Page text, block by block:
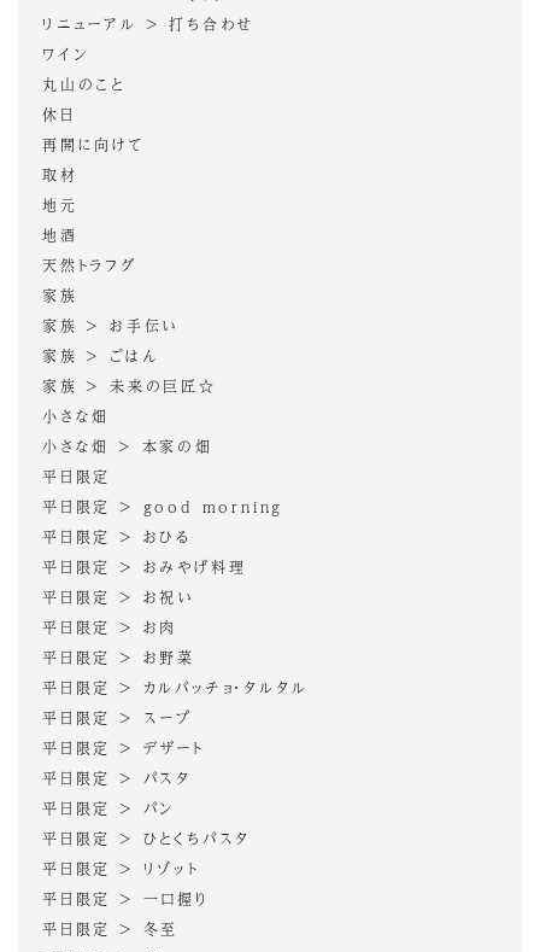
リニューアル > 打ち合わせ
ワイン
丸山のこと
休日
再開に向けて
取材
地元
地酒
天然トラフグ
家族
家族 > お手伝い
家族 > ごはん
家族 > 未来の巨匠☆
小さな畑
小さな畑 > 本家の畑
平日限定
平日限定 > good morning
平日限定 > おひる
平日限定 > おみやげ料理
平日限定 > お祝い
平日限定 > お肉
平日限定 > お野菜
平日限定 > カルパッチョ・タルタル
平日限定 > スープ
平日限定 > デザート
平日限定 > パスタ
平日限定 > パン
平日限定 > ひとくちパスタ
平日限定 > リゾット
平日限定 > 一口握り
平日限定 > 冬至